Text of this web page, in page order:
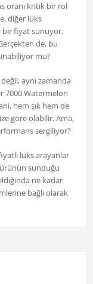
oranı kritik bir rol
diğer lüks
bir fiyat sunuyor.
de, bu
mu?
aynı zamanda
7000 Watermelon
hem şık hem de
göre olabilir. Ama,
sergiliyor?
lüks arayanlar
sunduğu
ne kadar
bağlı olarak